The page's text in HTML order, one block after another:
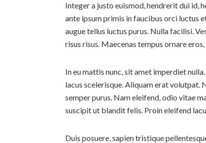
Integer a justo euismod, hendrerit dui id,
ante ipsum primis in faucibus orci luctus
augue tellus luctus purus. Nulla facilisi.
risus risus. Maecenas tempus ornare
In eu mattis nunc, sit amet imperdiet
lacus scelerisque. Aliquam erat volutpat.
semper purus. Nam eleifend, odio vitae
suscipit ut blandit felis. Proin eleifend
Duis posuere, sapien tristique